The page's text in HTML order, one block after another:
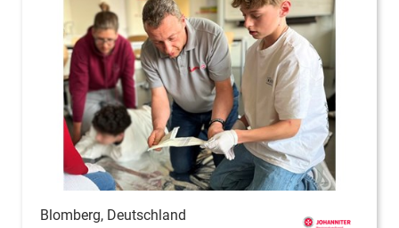
Blomberg, Deutschland